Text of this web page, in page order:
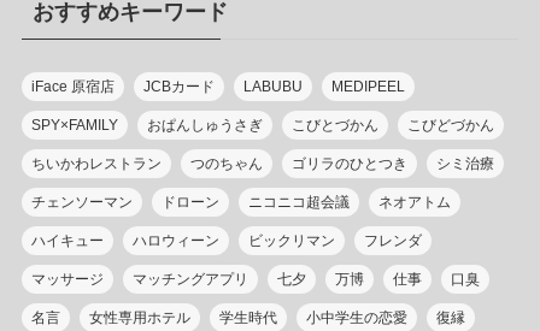
ー
おすすめキーワード
iFace 原宿店 JCBカード LABUBU MEDIPEEL
SPY×FAMILY おぱんしゅうさぎ こびとづかん こびどづかん
ちいかわレストラン つのちゃん ゴリラのひとつき シミ治療
チェンソーマン ドローン ニコニコ超会議 ネオアトム
ハイキュー ハロウィーン ビックリマン フレンダ
マッサージ マッチングアプリ 七夕 万博 仕事 口臭
名言 女性専用ホテル 学生時代 小中学生の恋愛 復縁